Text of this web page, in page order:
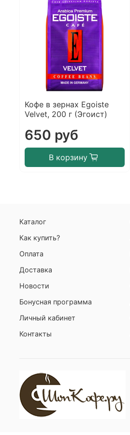
Кофе в зернах Egoiste
Velvet, 200 г (Эгоист)
650 руб
В корзину
Каталог
Как купить?
Оплата
Доставка
Новости
Бонусная программа
Личный кабинет
Контакты